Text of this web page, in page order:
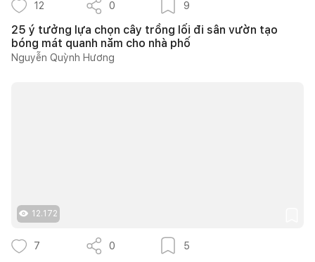
12 0 9
25 ý tưởng lựa chọn cây trồng lối đi sân vườn tạo
bóng mát quanh năm cho nhà phố
Nguyễn Quỳnh Hương
12.172
7 0 5